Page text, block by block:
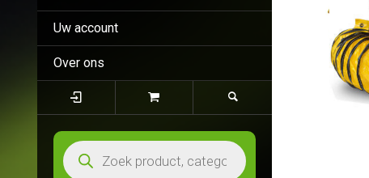
Uw account
Over ons